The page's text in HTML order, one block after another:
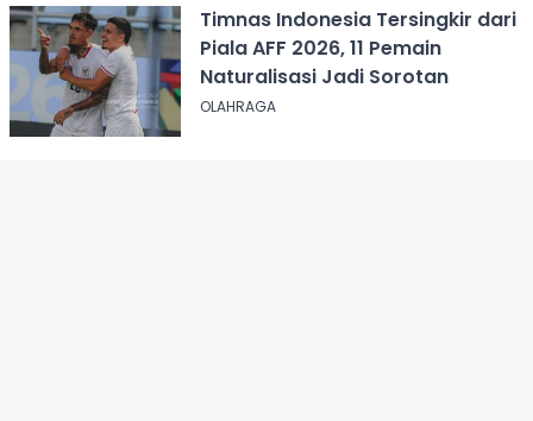
Timnas Indonesia Tersingkir dari
Piala AFF 2026, 11 Pemain
Naturalisasi Jadi Sorotan
OLAHRAGA